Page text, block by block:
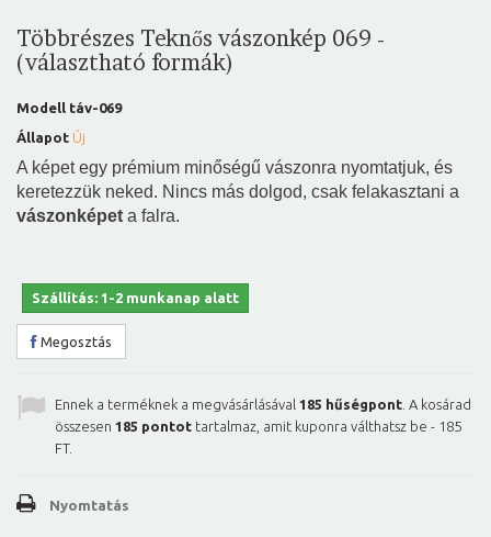
Többrészes Teknős vászonkép 069 -
(választható formák)
Modell táv-069
Állapot Új
A képet egy prémium minőségű vászonra nyomtatjuk, és
keretezzük neked. Nincs más dolgod, csak felakasztani a
vászonképet a falra.
Szállítás: 1-2 munkanap alatt
Megosztás
Ennek a terméknek a megvásárlásával 185 hűségpont . A kosárad
összesen 185 pontot tartalmaz, amit kuponra válthatsz be - 185
FT.
Nyomtatás